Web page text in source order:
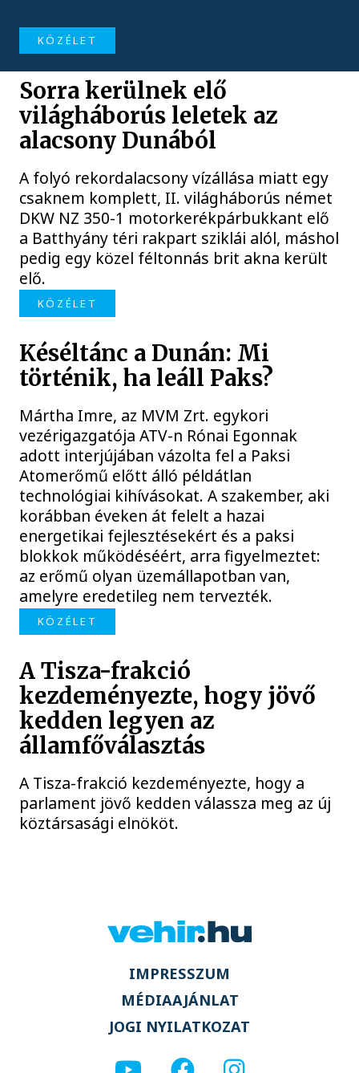
KÖZÉLET
Sorra kerülnek elő
világháborús leletek az
alacsony Dunából
A folyó rekordalacsony vízállása miatt egy
csaknem komplett, II. világháborús német
DKW NZ 350-1 motorkerékpárbukkant elő
a Batthyány téri rakpart sziklái alól, máshol
pedig egy közel féltonnás brit akna került
elő.
KÖZÉLET
Késéltánc a Dunán: Mi
történik, ha leáll Paks?
Mártha Imre, az MVM Zrt. egykori
vezérigazgatója ATV-n Rónai Egonnak
adott interjújában vázolta fel a Paksi
Atomerőmű előtt álló példátlan
technológiai kihívásokat. A szakember, aki
korábban éveken át felelt a hazai
energetikai fejlesztésekért és a paksi
blokkok működéséért, arra figyelmeztet:
az erőmű olyan üzemállapotban van,
amelyre eredetileg nem tervezték.
KÖZÉLET
A Tisza-frakció
kezdeményezte, hogy jövő
kedden legyen az
államfőválasztás
A Tisza-frakció kezdeményezte, hogy a
parlament jövő kedden válassza meg az új
köztársasági elnököt.
IMPRESSZUM
MÉDIAAJÁNLAT
JOGI NYILATKOZAT